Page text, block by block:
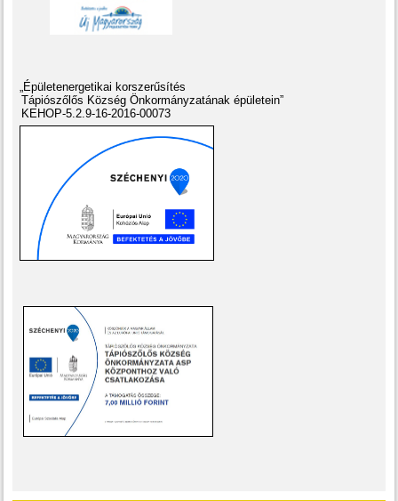
„Épületenergetikai korszerűsítés
Tápiószőlős Község Önkormányzatának épületein”
KEHOP-5.2.9-16-2016-00073